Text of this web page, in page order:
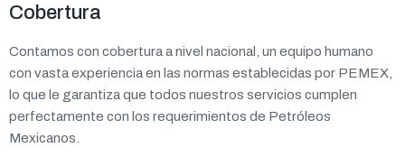
Cobertura
Contamos con cobertura a nivel nacional, un equipo humano
con vasta experiencia en las normas establecidas por PEMEX,
lo que le garantiza que todos nuestros servicios cumplen
perfectamente con los requerimientos de Petróleos
Mexicanos.